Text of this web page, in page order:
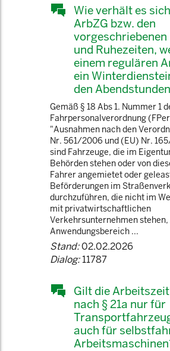
Wie verhält es
ArbZG bzw. den
vorgeschriebenen
und Ruhezeiten,
einem regulären
ein
den
Gemäß § 18 Abs 1. Nummer 1
Fahrpersonalverordnung
"Ausnahmen nach den
Nr. 561/2006 und (EU) Nr.
sind Fahrzeuge, die im
Behörden stehen oder von
Fahrer angemietet oder
Beförderungen im
durchzuführen, die nicht im
mit privatwirtschaftlichen
Verkehrsunternehmen stehen,
Anwendungsbereich ...
Stand:02.02.2026
Dialog:11787
Gilt die
nach § 21a nur für
auch für